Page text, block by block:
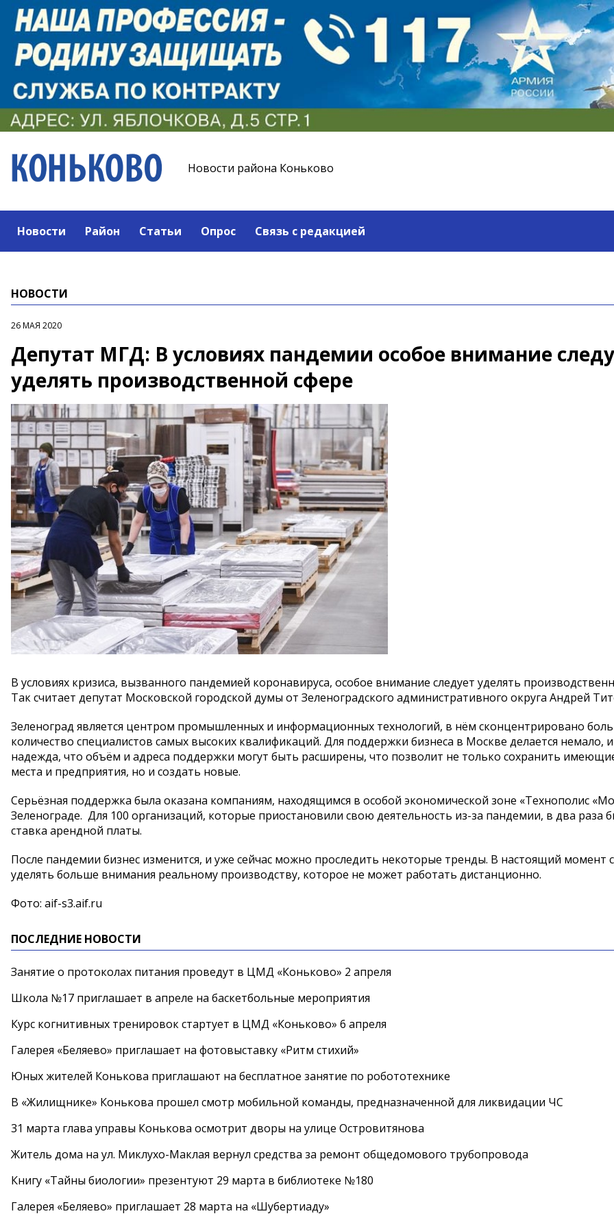
Новости района Коньково
Новости Район Статьи Опрос Связь с редакцией
НОВОСТИ
26 МАЯ 2020
Депутат МГД: В условиях пандемии особое внимание
уделять производственной сфере
В условиях кризиса, вызванного пандемией коронавируса, особое внимание следует уделять
Так считает депутат Московской городской думы от Зеленоградского административного округа Андрей
Зеленоград является центром промышленных и информационных технологий, в нём сконцентрировано
количество специалистов самых высоких квалификаций. Для поддержки бизнеса в Москве делается немало,
надежда, что объём и адреса поддержки могут быть расширены, что позволит не только сохранить
места и предприятия, но и создать новые.
Серьёзная поддержка была оказана компаниям, находящимся в особой экономической зоне «Технополис
Зеленограде. Для 100 организаций, которые приостановили свою деятельность из-за пандемии, в два раза
ставка арендной платы.
После пандемии бизнес изменится, и уже сейчас можно проследить некоторые тренды. В настоящий момент
уделять больше внимания реальному производству, которое не может работать дистанционно.
Фото: aif-s3.aif.ru
ПОСЛЕДНИЕ НОВОСТИ
Занятие о протоколах питания проведут в ЦМД «Коньково» 2 апреля
Школа №17 приглашает в апреле на баскетбольные мероприятия
Курс когнитивных тренировок стартует в ЦМД «Коньково» 6 апреля
Галерея «Беляево» приглашает на фотовыставку «Ритм стихий»
Юных жителей Конькова приглашают на бесплатное занятие по робототехнике
В «Жилищнике» Конькова прошел смотр мобильной команды, предназначенной для ликвидации ЧС
31 марта глава управы Конькова осмотрит дворы на улице Островитянова
Житель дома на ул. Миклухо-Маклая вернул средства за ремонт общедомового трубопровода
Книгу «Тайны биологии» презентуют 29 марта в библиотеке №180
Галерея «Беляево» приглашает 28 марта на «Шубертиаду»